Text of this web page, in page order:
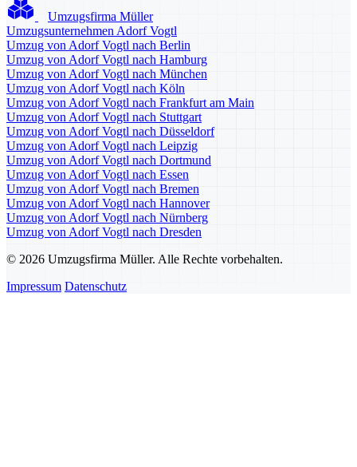
Umzugsfirma Müller
Umzugsunternehmen Adorf Vogtl
Umzug von Adorf Vogtl nach Berlin
Umzug von Adorf Vogtl nach Hamburg
Umzug von Adorf Vogtl nach München
Umzug von Adorf Vogtl nach Köln
Umzug von Adorf Vogtl nach Frankfurt am Main
Umzug von Adorf Vogtl nach Stuttgart
Umzug von Adorf Vogtl nach Düsseldorf
Umzug von Adorf Vogtl nach Leipzig
Umzug von Adorf Vogtl nach Dortmund
Umzug von Adorf Vogtl nach Essen
Umzug von Adorf Vogtl nach Bremen
Umzug von Adorf Vogtl nach Hannover
Umzug von Adorf Vogtl nach Nürnberg
Umzug von Adorf Vogtl nach Dresden
© 2026 Umzugsfirma Müller. Alle Rechte vorbehalten.
Impressum Datenschutz